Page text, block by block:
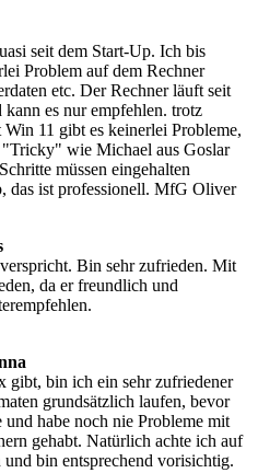
seit dem Start-Up. Ich bis
Problem auf dem Rechner
etc. Der Rechner läuft seit
es nur empfehlen. trotz
11 gibt es keinerlei Probleme,
wie Michael aus Goslar
müssen eingehalten
das ist professionell. MfG Oliver
Bin sehr zufrieden. Mit
da er freundlich und
gibt, bin ich ein sehr zufriedener
grundsätzlich laufen, bevor
habe noch nie Probleme mit
gehabt. Natürlich achte ich auf
bin entsprechend vorisichtig.